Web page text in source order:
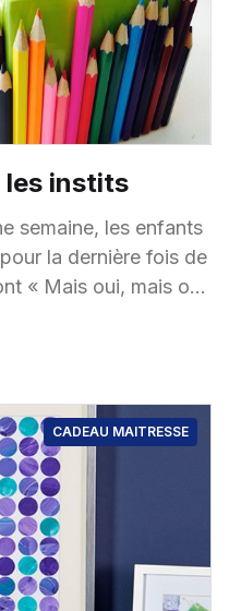
les instits
semaine, les enfants
la dernière fois de
« Mais oui, mais oui,
CADEAU MAITRESSE